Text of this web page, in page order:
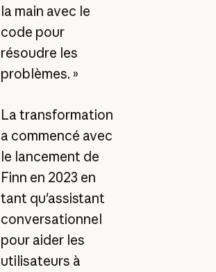
la main avec le
code pour
résoudre les
problèmes. »
La transformation
a commencé avec
le lancement de
Finn en 2023 en
tant qu'assistant
conversationnel
pour aider les
utilisateurs à